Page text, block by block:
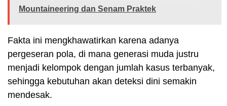
Mountaineering dan Senam Praktek
Fakta ini mengkhawatirkan karena adanya
pergeseran pola, di mana generasi muda justru
menjadi kelompok dengan jumlah kasus terbanyak,
sehingga kebutuhan akan deteksi dini semakin
mendesak.